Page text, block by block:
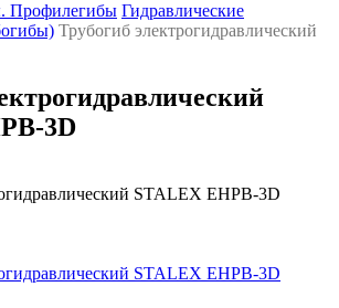
Профилегибы Гидравлические
Трубогиб электрогидравлический
3D